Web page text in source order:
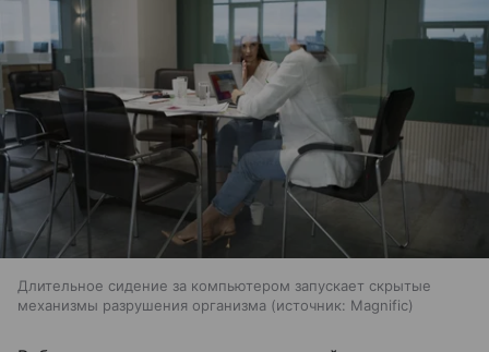
Длительное сидение за компьютером запускает скрытые
механизмы разрушения организма
источник: Magnific